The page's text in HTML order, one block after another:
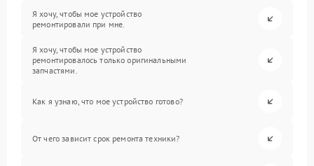
Я хочу, чтобы мое устройство
ремонтировали при мне.
Я хочу, чтобы мое устройство
ремонтировалось только оригинальными
запчастями.
Как я узнаю, что мое устройство готово?
От чего зависит срок ремонта техники?